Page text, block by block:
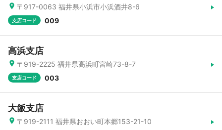
〒917-0063 福井県小浜市小浜酒井8-6
支店コード 009
高浜支店
〒919-2225 福井県高浜町宮崎73-8-7
支店コード 003
大飯支店
〒919-2111 福井県おおい町本郷153-21-10